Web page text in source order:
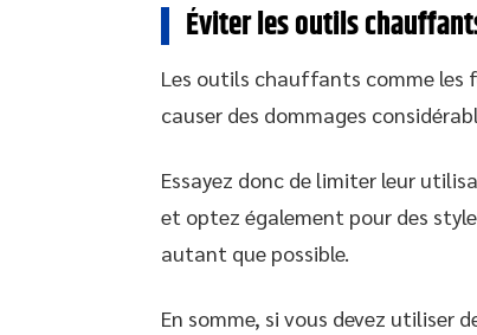
Éviter les outils
Les outils chauffants comme les
causer des dommages
Essayez donc de limiter leur
et optez également pour des
autant que possible.
En somme, si vous devez utiliser